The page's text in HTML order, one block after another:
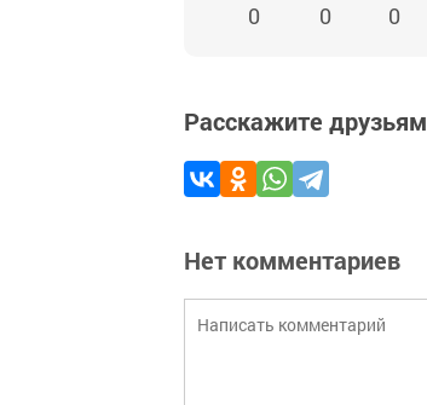
0 0 0
Расскажите друзьям
Нет комментариев